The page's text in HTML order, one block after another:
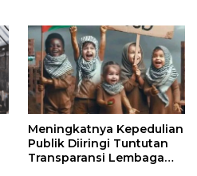
Meningkatnya Kepedulian
Publik Diiringi Tuntutan
Transparansi Lembaga